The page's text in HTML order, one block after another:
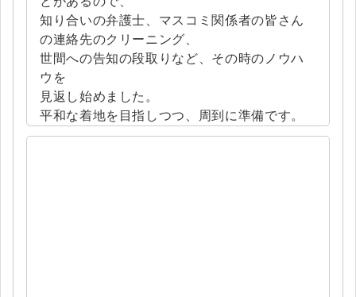
知り合いの弁護士、マスコミ関係者の皆さん
の連絡先のクリーニング、
世間への告知の段取りなど、その時のノウハ
ウを
見返し始めました。
平和な着地を目指しつつ、周到に準備です。